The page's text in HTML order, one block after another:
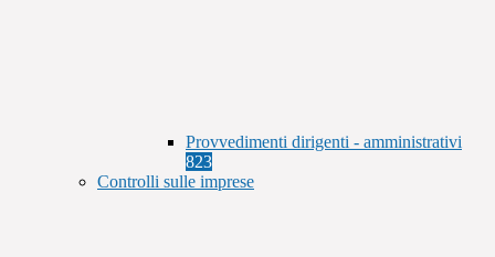
Provvedimenti dirigenti - amministrativi
823
Controlli sulle imprese